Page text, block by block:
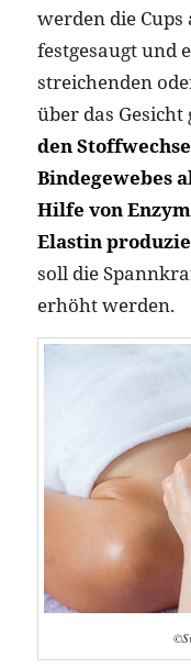
werden die
festgesaugt und
streichenden
über das Gesicht
den
Bindegewebes
Hilfe von
Elastin
soll die
erhöht werden.